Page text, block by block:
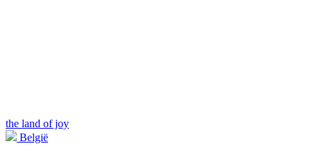
the land of joy
België